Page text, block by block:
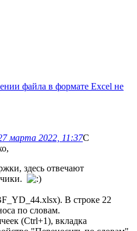
файла в формате Excel не
марта 2022, 11:37С
здесь отвечают
В строке 22
по словам.
(Ctrl+1), вкладка